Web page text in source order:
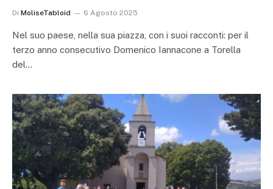
Di MoliseTabloid 6 Agosto 2025
Nel suo paese, nella sua piazza, con i suoi racconti: per il
terzo anno consecutivo Domenico Iannacone a Torella
del…